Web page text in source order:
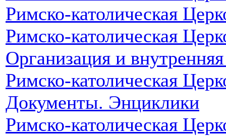
Римско-католическая
Римско-католическая
Организация и
Римско-католическая
Документы. Энциклики
Римско-католическая